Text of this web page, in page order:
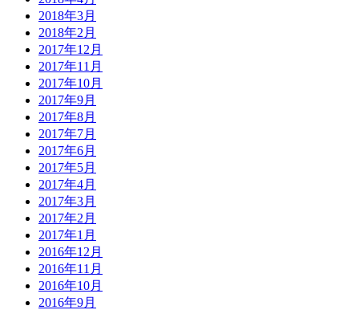
2018年3月
2018年2月
2017年12月
2017年11月
2017年10月
2017年9月
2017年8月
2017年7月
2017年6月
2017年5月
2017年4月
2017年3月
2017年2月
2017年1月
2016年12月
2016年11月
2016年10月
2016年9月